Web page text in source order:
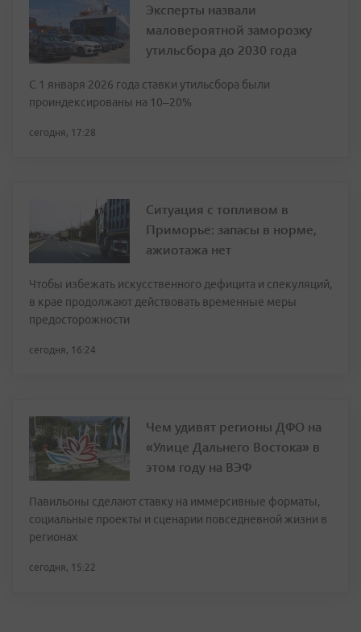
Эксперты назвали
маловероятной заморозку
утильсбора до 2030 года
С 1 января 2026 года ставки утильсбора были
проиндексированы на 10–20%
сегодня, 17:28
Ситуация с топливом в
Приморье: запасы в норме,
ажиотажа нет
Чтобы избежать искусственного дефицита и спекуляций,
в крае продолжают действовать временные меры
предосторожности
сегодня, 16:24
Чем удивят регионы ДФО на
«Улице Дальнего Востока» в
этом году на ВЭФ
Павильоны сделают ставку на иммерсивные форматы,
социальные проекты и сценарии повседневной жизни в
регионах
сегодня, 15:22